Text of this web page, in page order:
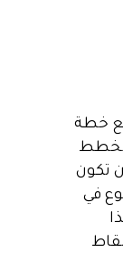
خطة
تكون
في